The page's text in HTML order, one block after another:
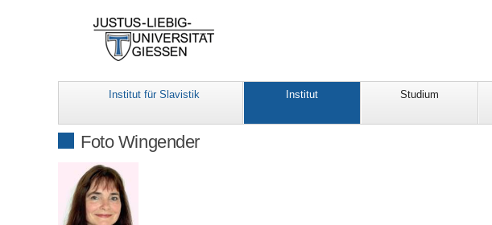
Institut für Slavistik Institut Studium
Foto Wingender